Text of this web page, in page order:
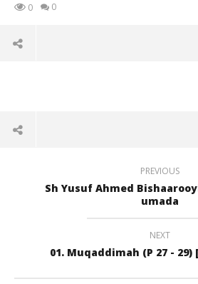
0 0
NOW VIEWING
PREVIOUS
Sh Yusuf Ahmed
umada
NEXT
01. Muqaddimah (P 27 - 29)